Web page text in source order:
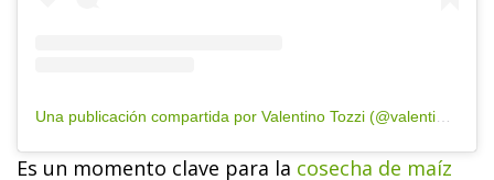
Una publicación compartida por Valentino Tozzi (@valentino_tozzi)
Es un momento clave para la cosecha de maíz